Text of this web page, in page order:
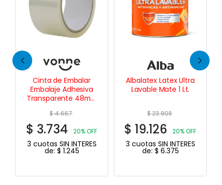
Cinta de Embalar
Embalaje Adhesiva
Transparente 48mm
$4.667
$ 3.734 20% OFF
3 cuotas SIN INTERES
de: $ 1.245
Albalatex Latex Ultra
Lavable Mate 1 Lt.
$23.908
$ 19.126 20% OFF
3 cuotas SIN INTERES
de: $ 6.375